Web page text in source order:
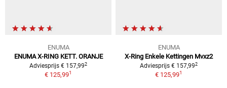
ENUMA
ENUMA X-RING KETT. ORANJE
Adviesprijs € 157,992
€ 125,991
ENUMA
X-Ring Enkele Kettingen Mvxz2
Adviesprijs € 157,992
€ 125,991